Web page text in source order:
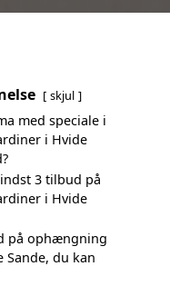
skjul
med speciale i
i Hvide
3 tilbud på
i Hvide
på ophængning
Sande, du kan